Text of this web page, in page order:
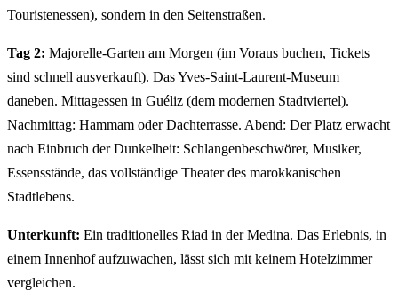
Touristenessen), sondern in den Seitenstraßen.
Tag 2: Majorelle-Garten am Morgen (im Voraus buchen, Tickets
sind schnell ausverkauft). Das Yves-Saint-Laurent-Museum
daneben. Mittagessen in Guéliz (dem modernen Stadtviertel).
Nachmittag: Hammam oder Dachterrasse. Abend: Der Platz erwacht
nach Einbruch der Dunkelheit: Schlangenbeschwörer, Musiker,
Essensstände, das vollständige Theater des marokkanischen
Stadtlebens.
Unterkunft: Ein traditionelles Riad in der Medina. Das Erlebnis, in
einem Innenhof aufzuwachen, lässt sich mit keinem Hotelzimmer
vergleichen.